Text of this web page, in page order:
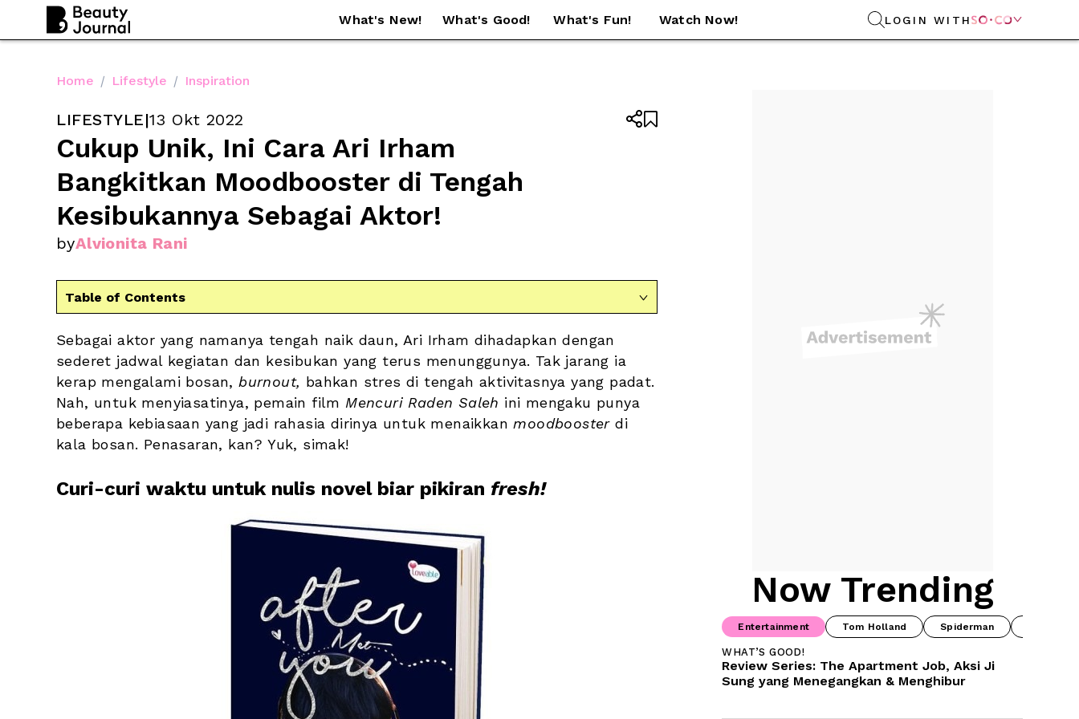
What's New! What's Good! What's Fun! Watch Now! LOGIN WITH 
Home / Lifestyle / Inspiration
LIFESTYLE|13 Okt 2022
Cukup Unik, Ini Cara Ari Irham
Bangkitkan Moodbooster di Tengah
Kesibukannya Sebagai Aktor!
byAlvionita Rani


Table of Contents 
Sebagai aktor yang namanya tengah naik daun, Ari Irham dihadapkan dengan
sederet jadwal kegiatan dan kesibukan yang terus menunggunya. Tak jarang ia
kerap mengalami bosan, burnout, bahkan stres di tengah aktivitasnya yang padat.
Nah, untuk menyiasatinya, pemain film Mencuri Raden Saleh ini mengaku punya
beberapa kebiasaan yang jadi rahasia dirinya untuk menaikkan moodbooster di
kala bosan. Penasaran, kan? Yuk, simak!
Curi-curi waktu untuk nulis novel biar pikiran fresh!
Now Trending
Entertainment Tom Holland Spiderman
WHAT’S GOOD!
Review Series: The Apartment Job, Aksi Ji
Sung yang Menegangkan & Menghibur